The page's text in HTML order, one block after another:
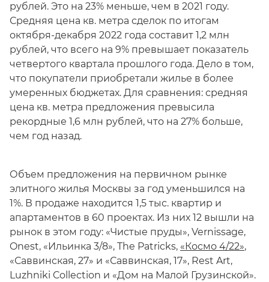
рублей. Это на 23% меньше, чем в 2021 году.
Средняя цена кв. метра сделок по итогам
октября-декабря 2022 года составит 1,2 млн
рублей, что всего на 9% превышает показатель
четвертого квартала прошлого года. Дело в том,
что покупатели приобретали жилье в более
умеренных бюджетах. Для сравнения: средняя
цена кв. метра предложения превысила
рекордные 1,6 млн рублей, что на 27% больше,
чем год назад.
Объем предложения на первичном рынке
элитного жилья Москвы за год уменьшился на
1%. В продаже находится 1,5 тыс. квартир и
апартаментов в 60 проектах. Из них 12 вышли на
рынок в этом году: «Чистые пруды», Vernissage,
Onest, «Ильинка 3/8», The Patricks, «Космо 4/22»,
«Саввинская, 27» и «Саввинская, 17», Rest Art,
Luzhniki Collection и «Дом на Малой Грузинской».